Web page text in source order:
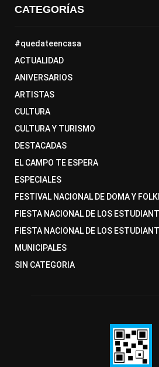
CATEGORÍAS
#quedateencasa
ACTUALIDAD
ANIVERSARIOS
ARTISTAS
CULTURA
CULTURA Y TURISMO
DESTACADAS
EL CAMPO TE ESPERA
ESPECIALES
FESTIVAL NACIONAL DE DOMA Y
FIESTA NACIONAL DE LOS
FIESTA NACIONAL DE LOS
MUNICIPALES
SIN CATEGORIA